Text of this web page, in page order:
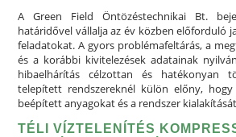
A Green Field Öntözéstechnikai Bt.
határidővel vállalja az év közben előforduló
feladatokat. A gyors problémafeltárás, a
és a korábbi kivitelezések adatainak
hibaelhárítás célzottan és hatékonyan
telepített rendszereknél külön előny,
beépített anyagokat és a rendszer
TÉLI VÍZTELENÍTÉS